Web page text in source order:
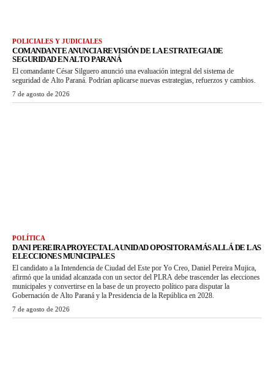
POLICIALES Y JUDICIALES
COMANDANTE ANUNCIA REVISIÓN DE LA ESTRATEGIA DE
SEGURIDAD EN ALTO PARANÁ
El comandante César Silguero anunció una evaluación integral del sistema de
seguridad de Alto Paraná. Podrían aplicarse nuevas estrategias, refuerzos y cambios.
7 de agosto de 2026
POLÍTICA
DANI PEREIRA PROYECTA LA UNIDAD OPOSITORA MÁS ALLÁ DE LAS
ELECCIONES MUNICIPALES
El candidato a la Intendencia de Ciudad del Este por Yo Creo, Daniel Pereira Mujica,
afirmó que la unidad alcanzada con un sector del PLRA debe trascender las elecciones
municipales y convertirse en la base de un proyecto político para disputar la
Gobernación de Alto Paraná y la Presidencia de la República en 2028.
7 de agosto de 2026